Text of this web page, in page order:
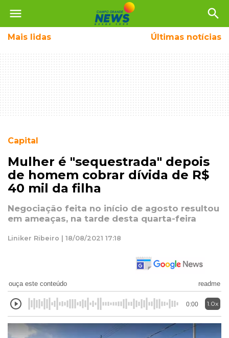
menu search
Mais lidas Últimas notícias
Capital
Mulher é "sequestrada" depois
de homem cobrar dívida de R$
40 mil da filha
Negociação feita no início de agosto resultou
em ameaças, na tarde desta quarta-feira
Liniker Ribeiro | 18/08/2021 17:18
ouça este conteúdo readme
0:00 1.0x